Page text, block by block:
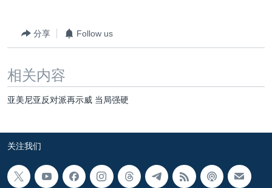
美国之音专访
重要讲话与声明
台海两岸关系
南中国海争端
其他语言网站
分享 Follow us
相关内容
亚美尼亚反对派再示威 当局强硬
关注我们